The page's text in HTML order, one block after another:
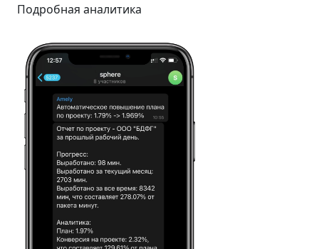
Подробная аналитика